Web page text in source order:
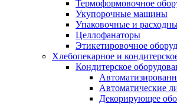
Термоформовочное
Укупорочные машины
Упаковочные и
Целлофанаторы
Этикетировочное
Хлебопекарное и
Кондитерское
Автоматические
Декорирующее